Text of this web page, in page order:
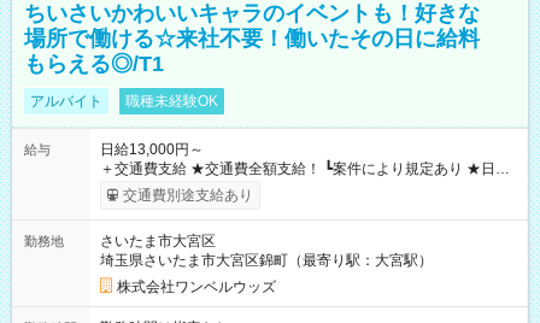
ちいさいかわいいキャラのイベントも！好きな
場所で働ける☆来社不要！働いたその日に給料
もらえる◎/T1
アルバイト 職種未経験OK
給与
日給13,000円～
＋交通費支給 ★交通費全額支給！ ┗案件により規定あり ★日払
いOK！（規定あり） ┗働いたその日に現金GET♪ お仕事後はコ
ンビニATMから 日払い分を引き落とせます！ 【試用期間】試
交通費別途支給あり
勤務地
さいたま市大宮区
埼玉県さいたま市大宮区錦町（最寄り駅：大宮駅）
株式会社ワンベルウッズ